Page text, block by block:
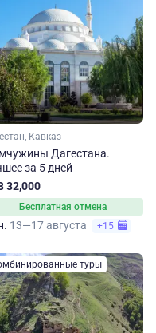
Кавказ
Дагестана.
за 5 дней
32,000
Бесплатная отмена
13—17 августа +15
туры